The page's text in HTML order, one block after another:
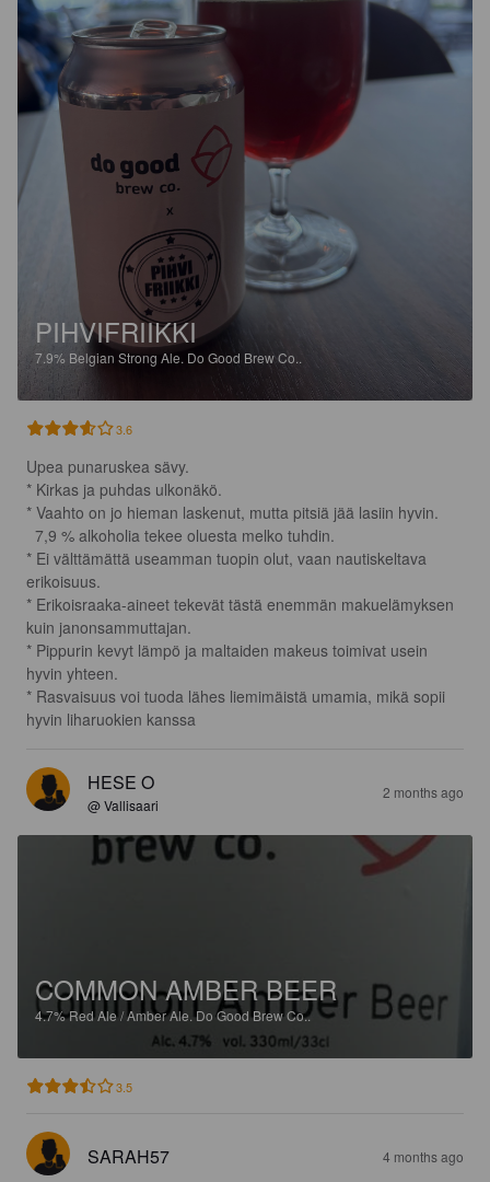
PIHVIFRIIKKI
7.9% Belgian Strong Ale. Do Good Brew Co..
3.6
Upea punaruskea sävy.
* Kirkas ja puhdas ulkonäkö.
* Vaahto on jo hieman laskenut, mutta pitsiä jää lasiin hyvin.
* Ei välttämättä useamman tuopin olut, vaan nautiskeltava
erikoisuus.
* Erikoisraaka-aineet tekevät tästä enemmän makuelämyksen
kuin janonsammuttajan.
* Pippurin kevyt lämpö ja maltaiden makeus toimivat usein
hyvin yhteen.
* Rasvaisuus voi tuoda lähes liemimäistä umamia, mikä sopii
hyvin liharuokien kanssa
HESE O
@ Vallisaari
2 months ago
COMMON AMBER BEER
4.7%Red Ale / Amber Ale.Do Good Brew Co..
3.5
SARAH57 4 months ago